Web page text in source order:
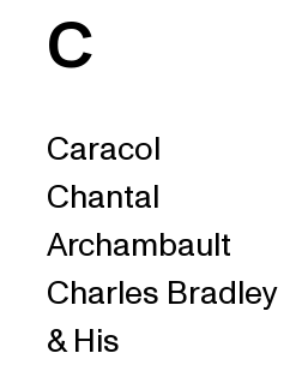
C
Caracol
Chantal
Archambault
Charles Bradley
& His